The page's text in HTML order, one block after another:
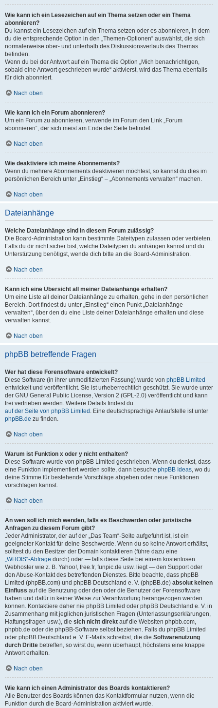
Wie kann ich ein Lesezeichen auf ein Thema setzen oder ein Thema
abonnieren?
Du kannst ein Lesezeichen auf ein Thema setzen oder es abonnieren, in dem
du die entsprechende Option in den „Themen-Optionen“ auswählst, die sich
normalerweise ober- und unterhalb des Diskussionsverlaufs des Themas
befinden.
Wenn du bei der Antwort auf ein Thema die Option „Mich benachrichtigen,
sobald eine Antwort geschrieben wurde“ aktivierst, wird das Thema ebenfalls
für dich abonniert.
Nach oben
Wie kann ich ein Forum abonnieren?
Um ein Forum zu abonnieren, verwende im Forum den Link „Forum
abonnieren“, der sich meist am Ende der Seite befindet.
Nach oben
Wie deaktiviere ich meine Abonnements?
Wenn du mehrere Abonnements deaktivieren möchtest, so kannst du dies im
persönlichen Bereich unter „Einstieg“ – „Abonnements verwalten“ machen.
Nach oben
Dateianhänge
Welche Dateianhänge sind in diesem Forum zulässig?
Die Board-Administration kann bestimmte Dateitypen zulassen oder verbieten.
Falls du dir nicht sicher bist, welche Dateitypen du anhängen kannst und du
Unterstützung benötigst, wende dich bitte an die Board-Administration.
Nach oben
Kann ich eine Übersicht all meiner Dateianhänge erhalten?
Um eine Liste all deiner Dateianhänge zu erhalten, gehe in den persönlichen
Bereich. Dort findest du unter „Einstieg“ einen Punkt „Dateianhänge
verwalten“, über den du eine Liste deiner Dateianhänge erhalten und diese
verwalten kannst.
Nach oben
phpBB betreffende Fragen
Wer hat diese Forensoftware entwickelt?
Diese Software (in ihrer unmodifizierten Fassung) wurde von phpBB Limited
entwickelt und veröffentlicht. Sie ist urheberrechtlich geschützt. Sie wurde unter
der GNU General Public License, Version 2 (GPL-2.0) veröffentlicht und kann
frei vertrieben werden. Weitere Details findest du
auf der Seite von phpBB Limited . Eine deutschsprachige Anlaufstelle ist unter
phpBB.de zu finden.
Nach oben
Warum ist Funktion x oder y nicht enthalten?
Diese Software wurde von phpBB Limited geschrieben. Wenn du denkst, dass
eine Funktion implementiert werden sollte, dann besuche phpBB Ideas, wo du
deine Stimme für bestehende Vorschläge abgeben oder neue Funktionen
vorschlagen kannst.
Nach oben
An wen soll ich mich wenden, falls es Beschwerden oder juristische
Anfragen zu diesem Forum gibt?
Jeder Administrator, der auf der „Das Team“-Seite aufgeführt ist, ist ein
geeigneter Kontakt für deine Beschwerde. Wenn du so keine Antwort erhältst,
solltest du den Besitzer der Domain kontaktieren (führe dazu eine
„WHOIS“-Abfrage durch) oder — falls diese Seite bei einem kostenlosen
Webhoster wie z. B. Yahoo!, free.fr, funpic.de usw. liegt — den Support oder
den Abuse-Kontakt des betreffenden Dienstes. Bitte beachte, dass phpBB
Limited (phpBB.com) und phpBB Deutschland e. V. (phpBB.de) absolut keinen
Einfluss auf die Benutzung oder den oder die Benutzer der Forensoftware
haben und dafür in keiner Weise zur Verantwortung herangezogen werden
können. Kontaktiere daher nie phpBB Limited oder phpBB Deutschland e. V. in
Zusammenhang mit jeglichen juristischen Fragen (Unterlassungserklärungen,
Haftungsfragen usw.), die sich nicht direkt auf die Websiten phpbb.com,
phpbb.de oder die phpBB-Software selbst beziehen. Falls du phpBB Limited
oder phpBB Deutschland e. V. E-Mails schreibst, die die Softwarenutzung
durch Dritte betreffen, so wirst du, wenn überhaupt, höchstens eine knappe
Antwort erhalten.
Nach oben
Wie kann ich einen Administrator des Boards kontaktieren?
Alle Benutzer des Boards können das Kontaktformular nutzen, wenn die
Funktion durch die Board-Administration aktiviert wurde.